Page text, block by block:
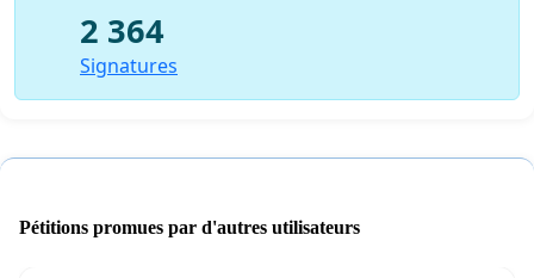
2 364
Signatures
Pétitions promues par d'autres utilisateurs